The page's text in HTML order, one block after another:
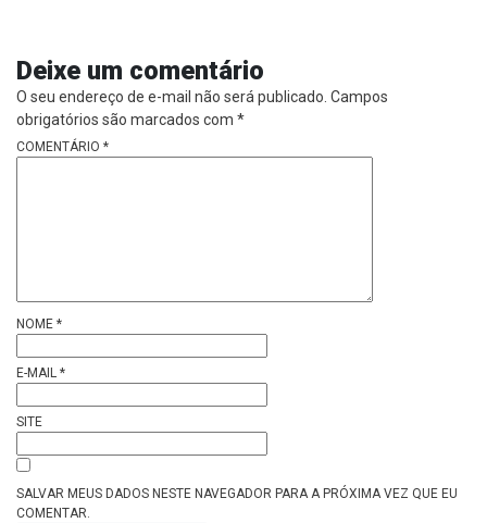
Deixe um comentário
O seu endereço de e-mail não será publicado. Campos
obrigatórios são marcados com *
COMENTÁRIO *
NOME *
E-MAIL *
SITE
SALVAR MEUS DADOS NESTE NAVEGADOR PARA A PRÓXIMA VEZ QUE EU
COMENTAR.